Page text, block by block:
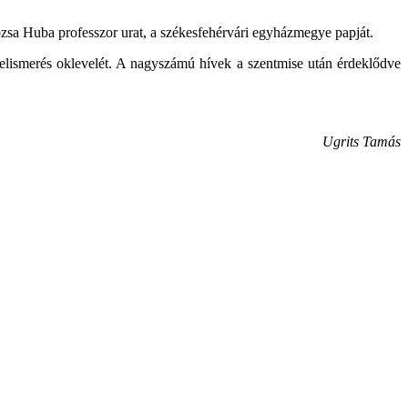
Huba professzor urat, a székesfehérvári egyházmegye papját.
oklevelét. A nagyszámú hívek a szentmise után érdeklődve
Ugrits Tamás